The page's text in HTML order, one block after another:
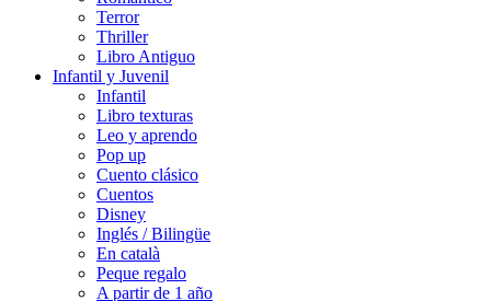
Terror
Thriller
Libro Antiguo
Infantil y Juvenil
Infantil
Libro texturas
Leo y aprendo
Pop up
Cuento clásico
Cuentos
Disney
Inglés / Bilingüe
En català
Peque regalo
A partir de 1 año